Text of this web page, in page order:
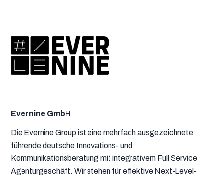
Evernine GmbH
Die Evernine Group ist eine mehrfach ausgezeichnete
führende deutsche Innovations- und
Kommunikationsberatung mit integrativem Full Service
Agenturgeschäft. Wir stehen für effektive Next-Level-